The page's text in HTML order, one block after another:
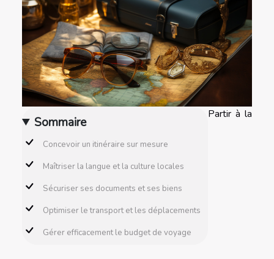
Sommaire
Concevoir un itinéraire sur mesure
Maîtriser la langue et la culture locales
Sécuriser ses documents et ses biens
Optimiser le transport et les déplacements
Gérer efficacement le budget de voyage
Partir à la